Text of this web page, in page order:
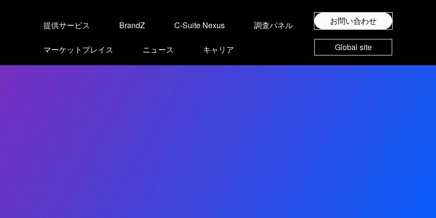
提供サービス BrandZ C-Suite Nexus 調査パネル
マーケットプレイス ニュース キャリア
お問い合わせ
Global site